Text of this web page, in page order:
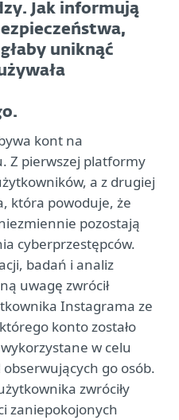
Jak informują
uniknąć
kont na
Z pierwszej platformy
a z drugiej
która powoduje, że
pozostają
cyberprzestępców.
badań i analiz
uwagę zwrócił
Instagrama ze
konto zostało
w celu
go osób.
zwróciły
zaniepokojonych